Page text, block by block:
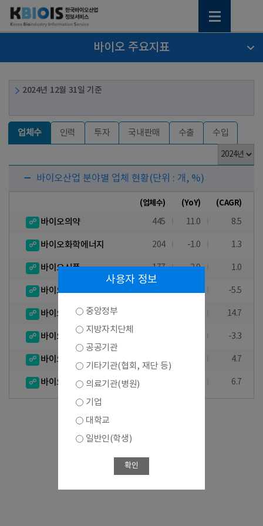
바이오 주요지표
2024년 12월 31일 기준
업체수 인력 투자 국내판매 수출 수입
바이오산업 분야별 업체 현황(단위 : 개, %)
(업체수) (YoY) (CAGR)
바이오의약 445 11.0 8.5
바이오화학에너지 204 -1.0 1.3
바이오식품 177 2.9 1.0
바이오환경 -5.5
바이오의료기기 14.7
바이오장비 및 기기 -3.3
바이오자원 4.7
바이오서비스 6.7
사용자 정보
중앙정부
지방자치단체
공공기관
기타기관(협회, 재단 등)
의료기관(병원)
기업
대학교
일반인(학생)
확인